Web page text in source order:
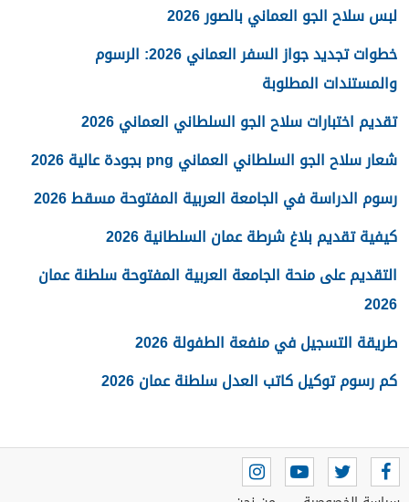
لبس سلاح الجو العماني بالصور 2026
خطوات تجديد جواز السفر العماني 2026: الرسوم
والمستندات المطلوبة
تقديم اختبارات سلاح الجو السلطاني العماني 2026
شعار سلاح الجو السلطاني العماني png بجودة عالية 2026
رسوم الدراسة في الجامعة العربية المفتوحة مسقط 2026
كيفية تقديم بلاغ شرطة عمان السلطانية 2026
التقديم على منحة الجامعة العربية المفتوحة سلطنة عمان
2026
طريقة التسجيل في منفعة الطفولة 2026
كم رسوم توكيل كاتب العدل سلطنة عمان 2026